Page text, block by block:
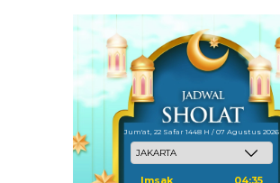
Jum'at, 22 Safar 1448 H / 07 Agustus 2026
Imsak 04:35